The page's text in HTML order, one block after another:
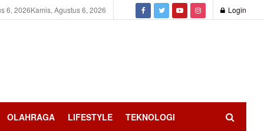
6, 2026Kamis, Agustus 6, 2026 Login
OLAHRAGA LIFESTYLE TEKNOLOGI